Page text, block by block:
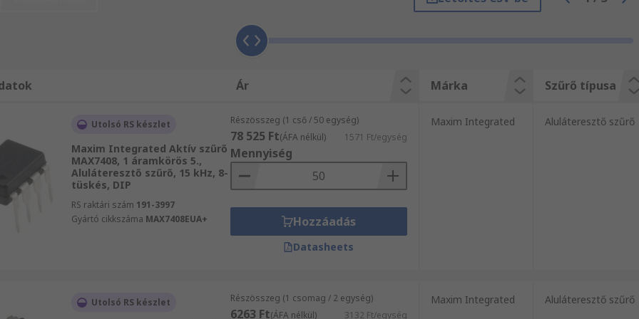
és ipari termékeket forgalmaz. A teljes Elektronikus alkatrészek, elektromos készülékek és
IC-k és kiegészítő alkatrészek, megtekintéséhez egyszerűen böngéssze weboldalunkat.
lépjen kapcsolatba az ügyfélszolgálatunkkal, kollegáink szívesen állnak az Ön
ingyenes. Akár Aktív szűrő termékeket vásárol nagy tételben, vagy csupán egy-egy árucikket
előnyeiben. Vásárlóink számíthatnak arra, hogy a műszaki támogatást tapasztalt Félvezető
Ár Márka Szűrő típusa
Utolsó RS készlet
Maxim Integrated Aktív szűrő
MAX7408, 1 áramkörös 5.,
Aluláteresztő szűrő, 15 kHz, 8-
tüskés, DIP
RS raktári szám 191-3997
Gyártó cikkszáma MAX7408EUA+
Részösszeg (1 cső / 50 egység)
78 525 Ft(ÁFA nélkül) 1571 Ft/egység
Mennyiség
Hozzáadás
Datasheets
Maxim Integrated Aluláteresztő szűrő
Utolsó RS készlet Részösszeg (1 csomag / 2 egység)
6263 Ft(ÁFA nélkül) 3132 Ft/egység
Maxim Integrated Aluláteresztő szűrő